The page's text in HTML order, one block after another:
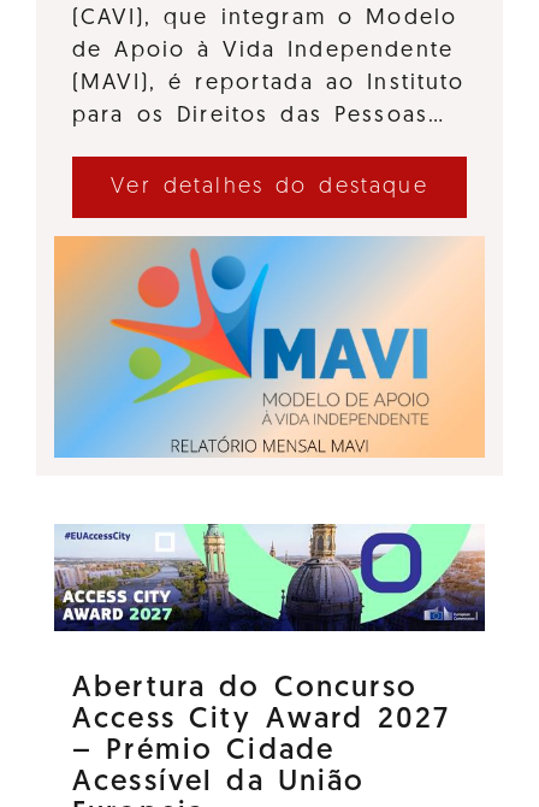
(CAVI), que integram o Modelo
de Apoio à Vida Independente
(MAVI), é reportada ao Instituto
para os Direitos das Pessoas…
Ver detalhes do destaque
Abertura do Concurso
Access City Award 2027
– Prémio Cidade
Acessível da União